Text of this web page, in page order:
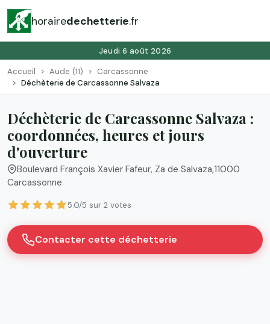
horairedechetterie.fr
Jeudi 6 août 2026
Accueil Aude (11)
Carcassonne
Déchèterie de Carcassonne Salvaza
Déchèterie de Carcassonne Salvaza :
coordonnées, heures et jours
d'ouverture
Boulevard François Xavier Fafeur, Za de Salvaza,11000
Carcassonne
5.0/5 sur 2 votes
Contacter cette déchetterie